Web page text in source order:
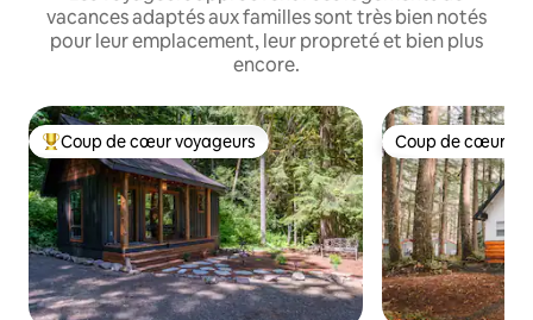
vacances adaptés aux familles sont très bien notés
pour leur emplacement, leur propreté et bien plus
encore.
Coups de cœur voyageurs les plus appréciés
Coup de cœur voyageurs Coup de cœur
Coup de cœur